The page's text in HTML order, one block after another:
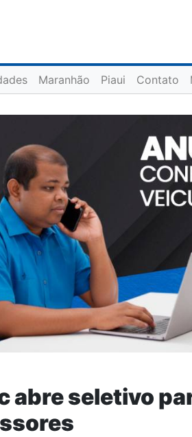
Maranhão Piaui Contato
abre seletivo